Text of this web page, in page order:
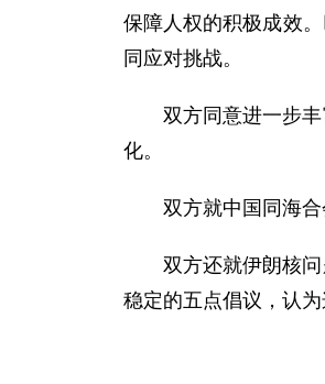
保障人权的积极成效
同应对挑战。
双方同意进一步
化。
双方就中国同海
双方还就伊朗核
稳定的五点倡议，认